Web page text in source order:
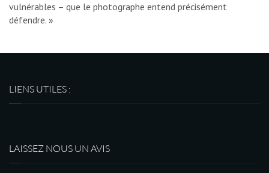
vulnérables – que le photographe entend précisément
défendre. »
LIENS UTILES :
LAISSEZ NOUS UN AVIS